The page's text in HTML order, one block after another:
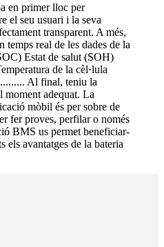
en primer lloc per
el seu usuari i la seva
transparent. A més,
temps real de les dades de la
Estat de salut (SOH)
de la cèl·lula
Al final, teniu la
moment adequat. La
mòbil és per sobre de
fer proves, perfilar o només
BMS us permet beneficiar-
els avantatges de la bateria